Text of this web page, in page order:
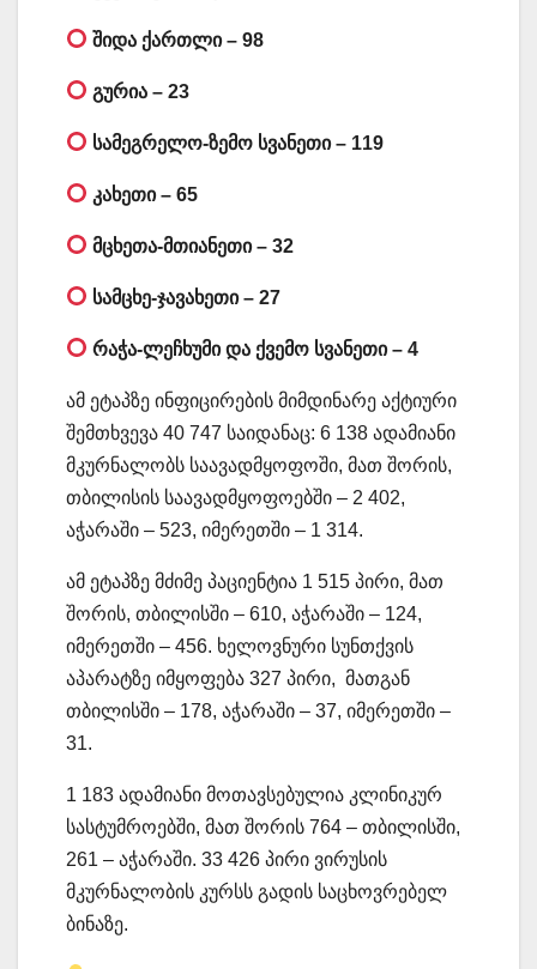
შიდა ქართლი – 98
გურია – 23
სამეგრელო-ზემო სვანეთი – 119
კახეთი – 65
მცხეთა-მთიანეთი – 32
სამცხე-ჯავახეთი – 27
რაჭა-ლეჩხუმი და ქვემო სვანეთი – 4
ამ ეტაპზე ინფიცირების მიმდინარე აქტიური
შემთხვევა 40 747 საიდანაც: 6 138 ადამიანი
მკურნალობს საავადმყოფოში, მათ შორის,
თბილისის საავადმყოფოებში – 2 402,
აჭარაში – 523, იმერეთში – 1 314.
ამ ეტაპზე მძიმე პაციენტია 1 515 პირი, მათ
შორის, თბილისში – 610, აჭარაში – 124,
იმერეთში – 456. ხელოვნური სუნთქვის
აპარატზე იმყოფება 327 პირი, მათგან
თბილისში – 178, აჭარაში – 37, იმერეთში –
31.
1 183 ადამიანი მოთავსებულია კლინიკურ
სასტუმროებში, მათ შორის 764 – თბილისში,
261 – აჭარაში. 33 426 პირი ვირუსის
მკურნალობის კურსს გადის საცხოვრებელ
ბინაზე.